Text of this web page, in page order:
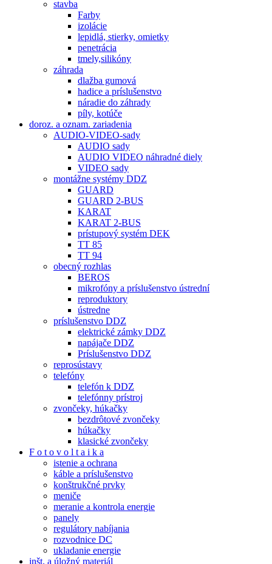
stavba
Farby
izolácie
lepidlá, stierky, omietky
penetrácia
tmely,silikóny
záhrada
dlažba gumová
hadice a príslušenstvo
náradie do záhrady
píly, kotúče
doroz. a oznam. zariadenia
AUDIO-VIDEO-sady
AUDIO sady
AUDIO VIDEO náhradné diely
VIDEO sady
montážne systémy DDZ
GUARD
GUARD 2-BUS
KARAT
KARAT 2-BUS
prístupový systém DEK
TT 85
TT 94
obecný rozhlas
BEROS
mikrofóny a príslušenstvo ústrední
reproduktory
ústredne
príslušenstvo DDZ
elektrické zámky DDZ
napájače DDZ
Príslušenstvo DDZ
reprosústavy
telefóny
telefón k DDZ
telefónny prístroj
zvončeky, húkačky
bezdrôtové zvončeky
húkačky
klasické zvončeky
F o t o v o l t a i k a
istenie a ochrana
káble a príslušenstvo
konštrukčné prvky
meniče
meranie a kontrola energie
panely
regulátory nabíjania
rozvodnice DC
ukladanie energie
inšt. a úložný materiál